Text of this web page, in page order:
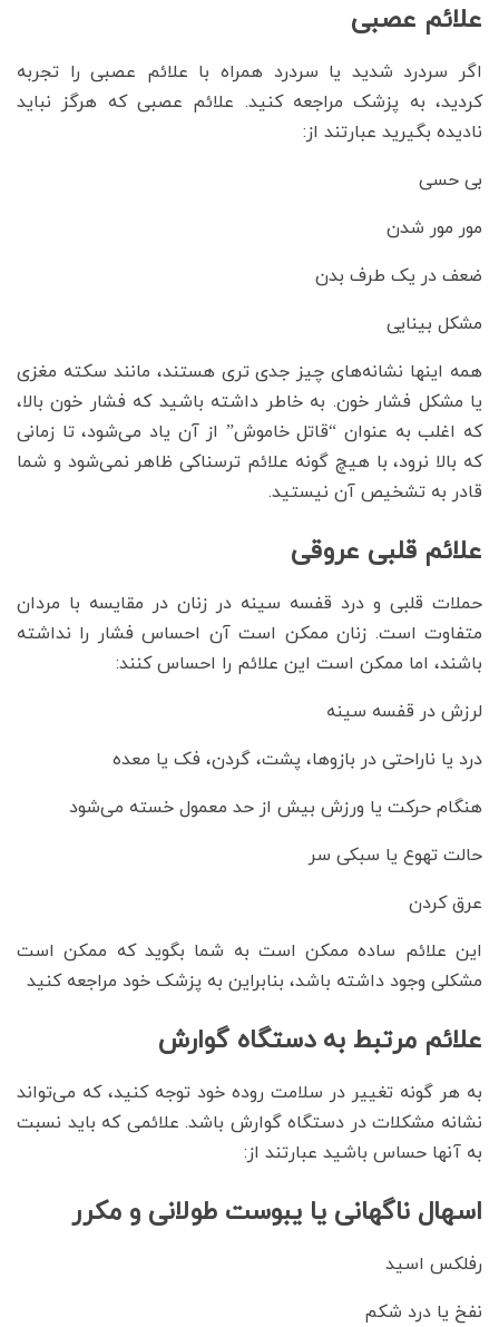
علائم عصبی
اگر سردرد شدید یا سردرد همراه با علائم عصبی را تجربه
کردید، به پزشک مراجعه کنید. علائم عصبی که هرگز نباید
نادیده بگیرید عبارتند از:
بی حسی
مور مور شدن
ضعف در یک طرف بدن
مشکل بینایی
همه اینها نشانه‌های چیز جدی تری هستند، مانند سکته مغزی
یا مشکل فشار خون. به خاطر داشته باشید که فشار خون بالا،
که اغلب به عنوان “قاتل خاموش” از آن یاد می‌شود، تا زمانی
که بالا نرود، با هیچ گونه علائم ترسناکی ظاهر نمی‌شود و شما
قادر به تشخیص آن نیستید.
علائم قلبی عروقی
حملات قلبی و درد قفسه سینه در زنان در مقایسه با مردان
متفاوت است. زنان ممکن است آن احساس فشار را نداشته
باشند، اما ممکن است این علائم را احساس کنند:
لرزش در قفسه سینه
درد یا ناراحتی در بازوها، پشت، گردن، فک یا معده
هنگام حرکت یا ورزش بیش از حد معمول خسته می‌شود
حالت تهوع یا سبکی سر
عرق کردن
این علائم ساده ممکن است به شما بگوید که ممکن است
مشکلی وجود داشته باشد، بنابراین به پزشک خود مراجعه کنید
علائم مرتبط به دستگاه گوارش
به هر گونه تغییر در سلامت روده خود توجه کنید، که می‌تواند
نشانه مشکلات در دستگاه گوارش باشد. علائمی که باید نسبت
به آنها حساس باشید عبارتند از:
اسهال ناگهانی یا یبوست طولانی و مکرر
رفلکس اسید
نفخ یا درد شکم